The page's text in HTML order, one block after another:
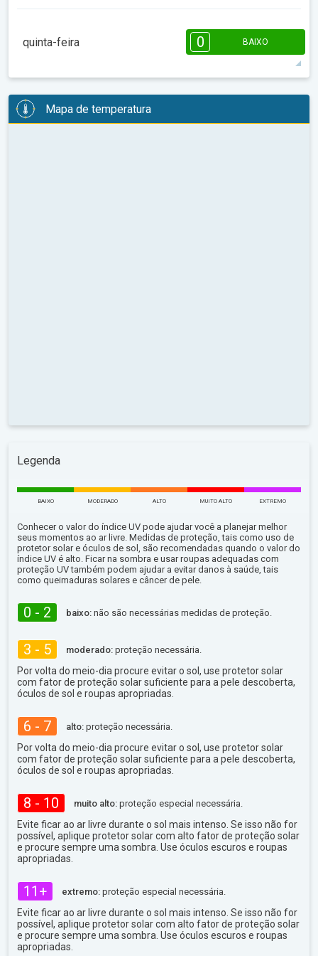
14:00 16:00 18:00
18:19 10°
quinta-feira 0 BAIXO
08:00
1 h 07:35 18:20 10°
Mapa de temperatura
Legenda
BAIXO MODERADO ALTO MUITO ALTO EXTREMO
Conhecer o valor do índice UV pode ajudar você a planejar melhor
seus momentos ao ar livre. Medidas de proteção, tais como uso de
protetor solar e óculos de sol, são recomendadas quando o valor do
índice UV é alto. Ficar na sombra e usar roupas adequadas com
proteção UV também podem ajudar a evitar danos à saúde, tais
como queimaduras solares e câncer de pele.
0 - 2 baixo: não são necessárias medidas de proteção.
3 - 5 moderado: proteção necessária.
Por volta do meio-dia procure evitar o sol, use protetor solar
com fator de proteção solar suficiente para a pele descoberta,
óculos de sol e roupas apropriadas.
6 - 7 alto: proteção necessária.
Por volta do meio-dia procure evitar o sol, use protetor solar
com fator de proteção solar suficiente para a pele descoberta,
óculos de sol e roupas apropriadas.
8 - 10 muito alto: proteção especial necessária.
Evite ficar ao ar livre durante o sol mais intenso. Se isso não for
possível, aplique protetor solar com alto fator de proteção solar
e procure sempre uma sombra. Use óculos escuros e roupas
apropriadas.
11+ extremo: proteção especial necessária.
Evite ficar ao ar livre durante o sol mais intenso. Se isso não for
possível, aplique protetor solar com alto fator de proteção solar
e procure sempre uma sombra. Use óculos escuros e roupas
apropriadas.